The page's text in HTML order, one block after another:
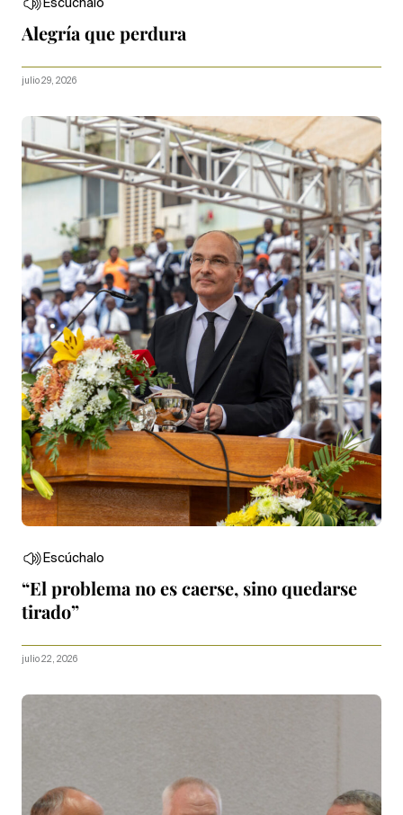
Escúchalo
Alegría que perdura
julio 29, 2026
Escúchalo
“El problema no es caerse, sino quedarse
tirado”
julio 22, 2026